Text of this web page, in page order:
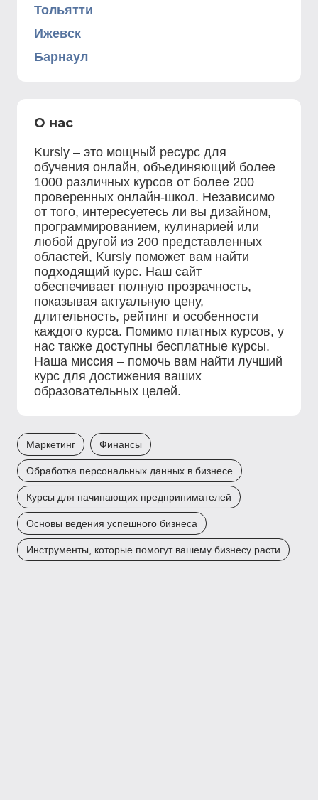
Тольятти
Ижевск
Барнаул
О нас
Kursly – это мощный ресурс для
обучения онлайн, объединяющий более
1000 различных курсов от более 200
проверенных онлайн-школ. Независимо
от того, интересуетесь ли вы дизайном,
программированием, кулинарией или
любой другой из 200 представленных
областей, Kursly поможет вам найти
подходящий курс. Наш сайт
обеспечивает полную прозрачность,
показывая актуальную цену,
длительность, рейтинг и особенности
каждого курса. Помимо платных курсов, у
нас также доступны бесплатные курсы.
Наша миссия – помочь вам найти лучший
курс для достижения ваших
образовательных целей.
Маркетинг Финансы
Обработка персональных данных в бизнесе
Курсы для начинающих предпринимателей
Основы ведения успешного бизнеса
Инструменты, которые помогут вашему бизнесу расти